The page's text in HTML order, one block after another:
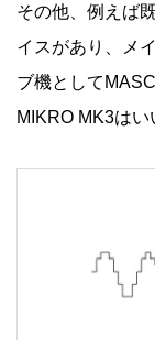
その他、例えば
イスがあり、メ
ブ機として
MIKRO MK3はい